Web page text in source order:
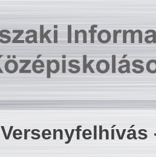
Versenyfelhívás